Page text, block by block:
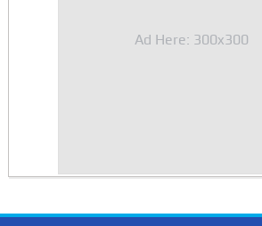
Ad Here: 300x300